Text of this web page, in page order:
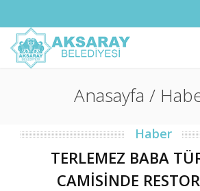
Anasayfa /
Haber
TERLEMEZ BABA
CAMİSİNDE